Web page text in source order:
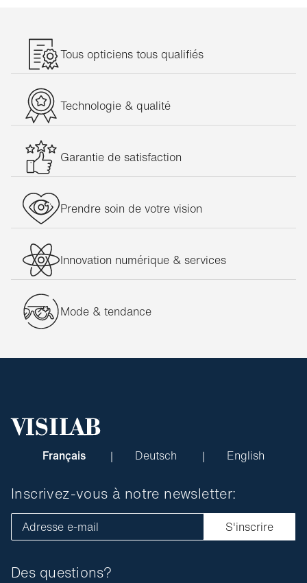
Tous opticiens tous qualifiés
Technologie & qualité
Garantie de satisfaction
Prendre soin de votre vision
Innovation numérique & services
Mode & tendance
Français Deutsch English
Des questions?
Inscrivez-vous à notre newsletter:
Adresse e-mail S'inscrire